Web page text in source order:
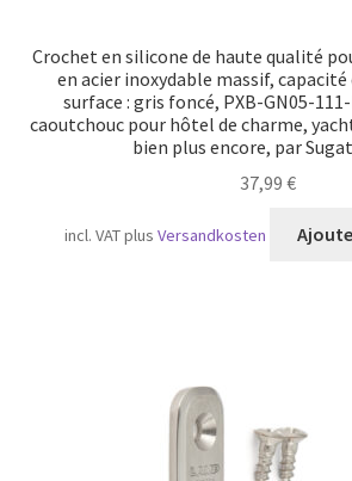
Crochet en silicone de haute qualité
en acier inoxydable massif, capacité
surface : gris foncé, PXB-GN05-
caoutchouc pour hôtel de charme,
bien plus encore, par
37,99 €
incl. VATplusVersandkosten